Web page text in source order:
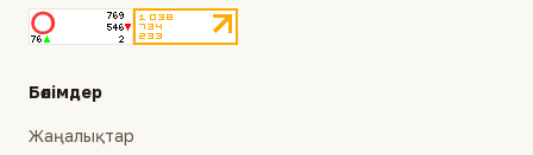
Бөлімдер
Жаңалықтар